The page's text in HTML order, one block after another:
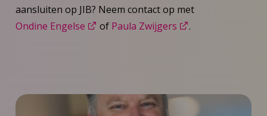
aansluiten op JIB? Neem contact op met
Ondine Engelse
of Paula Zwijgers .